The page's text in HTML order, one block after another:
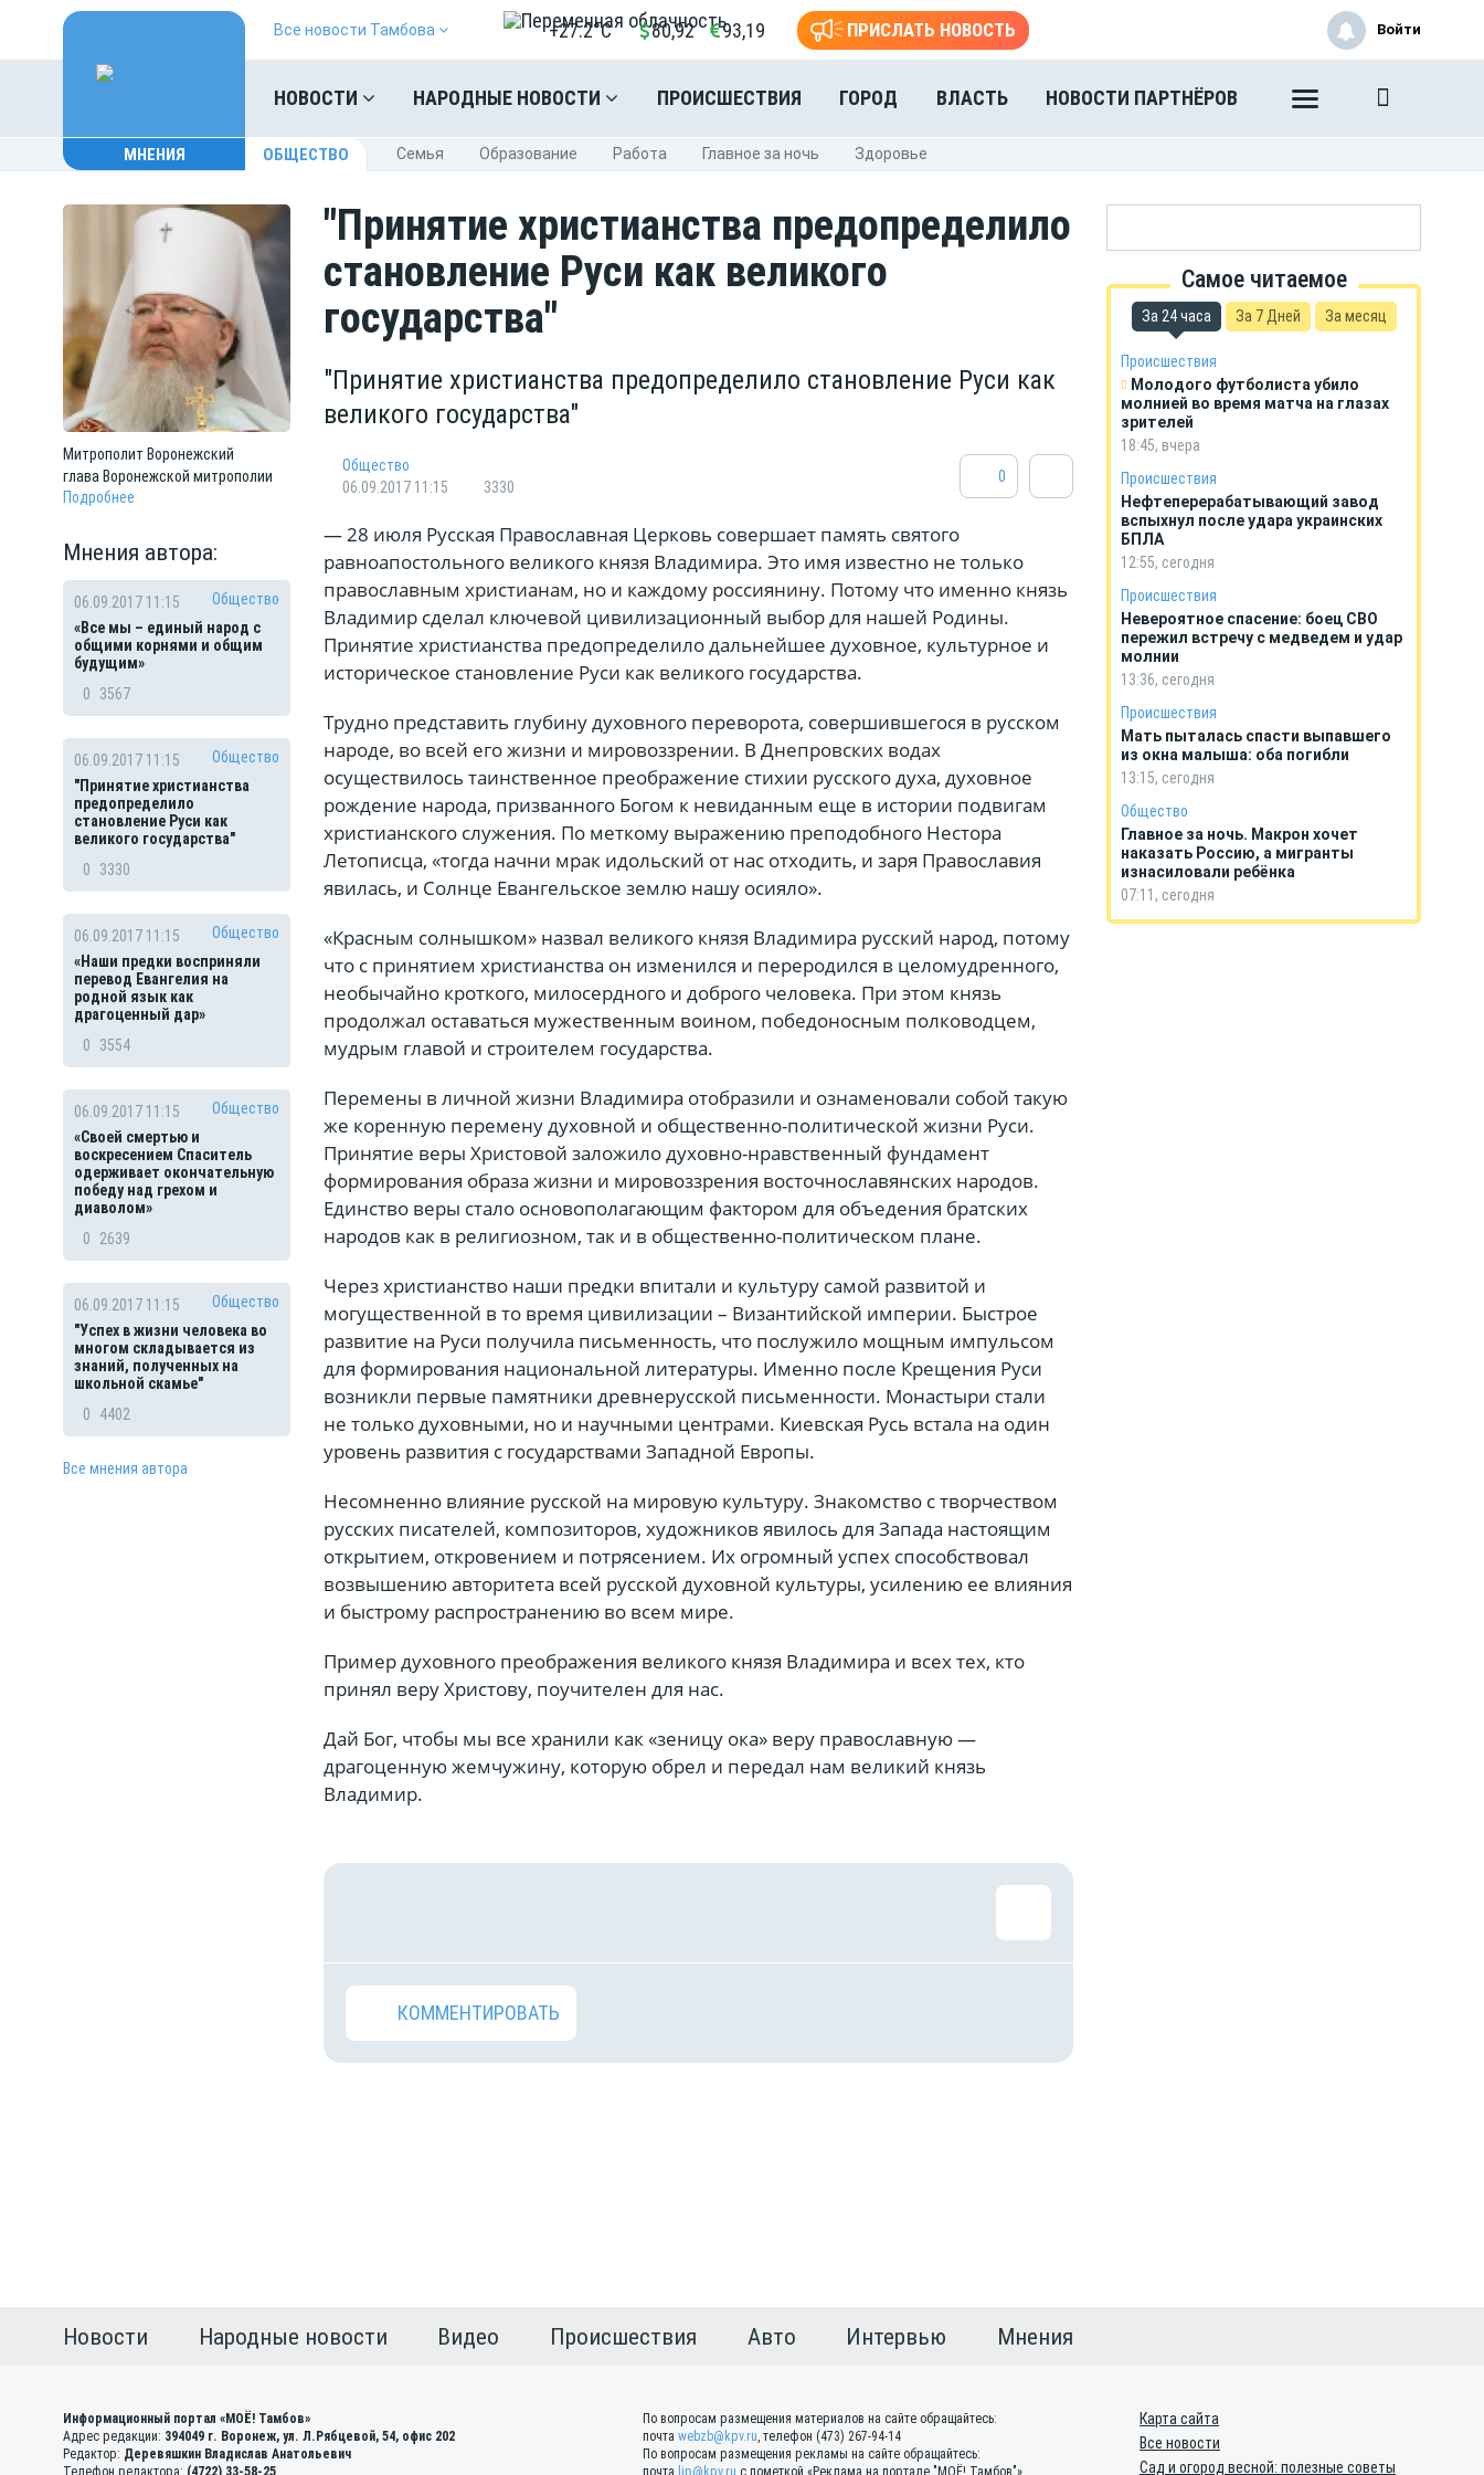
Все новости Тамбова +27.2°C 80,92 93,19 ПРИСЛАТЬ НОВОСТЬ
НОВОСТИ НАРОДНЫЕ НОВОСТИ ПРОИСШЕСТВИЯ ГОРОД ВЛАСТЬ НОВОСТИ ПАРТНЁРОВ
Войти
МНЕНИЯ ОБЩЕСТВО Cемья Oбразование Pабота Главное за ночь Здоровье
Митрополит Воронежский
глава Воронежской митрополии
Подробнее
Мнения автора:
06.09.2017 11:15
Общество
«Все мы – единый народ с
общими корнями и общим
будущим»
0
3567
06.09.2017 11:15
Общество
"Принятие христианства
предопределило
становление Руси как
великого государства"
0
3330
06.09.2017 11:15
Общество
«Наши предки восприняли
перевод Евангелия на
родной язык как
драгоценный дар»
0
3554
06.09.2017 11:15
Общество
«Своей смертью и
воскресением Спаситель
одерживает окончательную
победу над грехом и
диаволом»
0
2639
06.09.2017 11:15
Общество
"Успех в жизни человека во
многом складывается из
знаний, полученных на
школьной скамье"
0
4402
Все мнения автора
"Принятие христианства предопределило
становление Руси как великого
государства"
"Принятие христианства предопределило становление Руси как
великого государства"
Общество
06.09.2017 11:15
3330
0
— 28 июля Русская Православная Церковь совершает память святого
равноапостольного великого князя Владимира. Это имя известно не только
православным христианам, но и каждому россиянину. Потому что именно князь
Владимир сделал ключевой цивилизационный выбор для нашей Родины.
Принятие христианства предопределило дальнейшее духовное, культурное и
историческое становление Руси как великого государства.
Трудно представить глубину духовного переворота, совершившегося в русском
народе, во всей его жизни и мировоззрении. В Днепровских водах
осуществилось таинственное преображение стихии русского духа, духовное
рождение народа, призванного Богом к невиданным еще в истории подвигам
христианского служения. По меткому выражению преподобного Нестора
Летописца, «тогда начни мрак идольский от нас отходить, и заря Православия
явилась, и Солнце Евангельское землю нашу осияло».
«Красным солнышком» назвал великого князя Владимира русский народ, потому
что с принятием христианства он изменился и переродился в целомудренного,
необычайно кроткого, милосердного и доброго человека. При этом князь
продолжал оставаться мужественным воином, победоносным полководцем,
мудрым главой и строителем государства.
Перемены в личной жизни Владимира отобразили и ознаменовали собой такую
же коренную перемену духовной и общественно-политической жизни Руси.
Принятие веры Христовой заложило духовно-нравственный фундамент
формирования образа жизни и мировоззрения восточнославянских народов.
Единство веры стало основополагающим фактором для объедения братских
народов как в религиозном, так и в общественно-политическом плане.
Через христианство наши предки впитали и культуру самой развитой и
могущественной в то время цивилизации – Византийской империи. Быстрое
развитие на Руси получила письменность, что послужило мощным импульсом
для формирования национальной литературы. Именно после Крещения Руси
возникли первые памятники древнерусской письменности. Монастыри стали
не только духовными, но и научными центрами. Киевская Русь встала на один
уровень развития с государствами Западной Европы.
Несомненно влияние русской на мировую культуру. Знакомство с творчеством
русских писателей, композиторов, художников явилось для Запада настоящим
открытием, откровением и потрясением. Их огромный успех способствовал
возвышению авторитета всей русской духовной культуры, усилению ее влияния
и быстрому распространению во всем мире.
Пример духовного преображения великого князя Владимира и всех тех, кто
принял веру Христову, поучителен для нас.
Дай Бог, чтобы мы все хранили как «зеницу ока» веру православную —
драгоценную жемчужину, которую обрел и передал нам великий князь
Владимир.
КОММЕНТИРОВАТЬ
Самое читаемое
За 24 часа За 7 Дней За месяц
Происшествия
Молодого футболиста убило
молнией во время матча на глазах
зрителей
18:45, вчера
Происшествия
Нефтеперерабатывающий завод
вспыхнул после удара украинских
БПЛА
12:55, сегодня
Происшествия
Невероятное спасение: боец СВО
пережил встречу с медведем и удар
молнии
13:36, сегодня
Происшествия
Мать пыталась спасти выпавшего
из окна малыша: оба погибли
13:15, сегодня
Общество
Главное за ночь. Макрон хочет
наказать Россию, а мигранты
изнасиловали ребёнка
07:11, сегодня
Новости Народные новости Видео Происшествия Авто Интервью Мнения
Информационный портал «МОЁ! Тамбов»
Адрес редакции: 394049 г. Воронеж, ул. Л.Рябцевой, 54, офис 202
Редактор: Деревяшкин Владислав Анатольевич
Телефон редактора: (4722) 33-58-25
По вопросам размещения материалов на сайте обращайтесь:
почта webzb@kpv.ru, телефон (473) 267-94-14
По вопросам размещения рекламы на сайте обращайтесь:
почта lip@kpv.ru с пометкой «Реклама на портале "МОЁ! Тамбов"»,
Карта сайта
Все новости
Сад и огород весной: полезные советы